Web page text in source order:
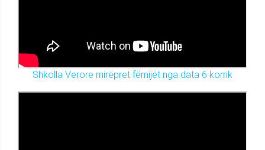
Shkolla Verore mirëpret fëmijët nga data 6 korrik